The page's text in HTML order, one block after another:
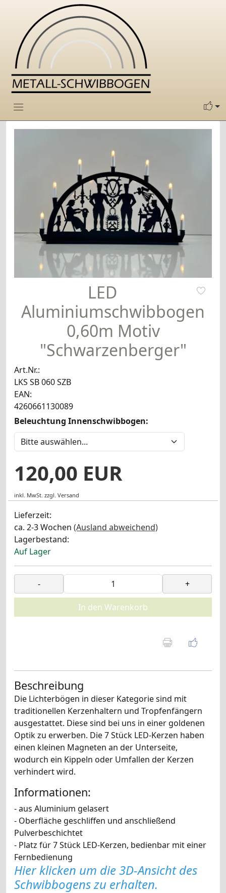
LED
Aluminiumschwibbogen
0,60m Motiv
"Schwarzenberger"
Art.Nr.:
LKS SB 060 SZB
EAN:
4260661130089
Beleuchtung Innenschwibbogen:
120,00 EUR
inkl. MwSt. zzgl. Versand
Lieferzeit:
ca. 2-3 Wochen (Ausland abweichend)
Lagerbestand:
Auf Lager
- +
In den Warenkorb
Beschreibung
Die Lichterbögen in dieser Kategorie sind mit
traditionellen Kerzenhaltern und Tropfenfängern
ausgestattet. Diese sind bei uns in einer goldenen
Optik zu erwerben. Die 7 Stück LED-Kerzen haben
einen kleinen Magneten an der Unterseite,
wodurch ein Kippeln oder Umfallen der Kerzen
verhindert wird.
Informationen:
- aus Aluminium gelasert
- Oberfläche geschliffen und anschließend
Pulverbeschichtet
- Platz für 7 Stück LED-Kerzen, bedienbar mit einer
Fernbedienung
Hier klicken um die 3D-Ansicht des
Schwibbogens zu erhalten.